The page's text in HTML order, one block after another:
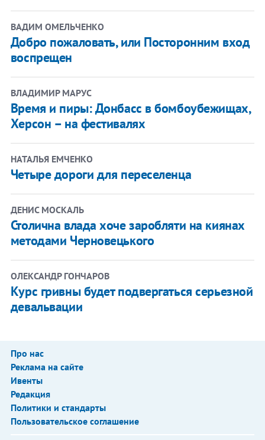
ВАДИМ ОМЕЛЬЧЕНКО
Добро пожаловать, или Посторонним вход
воспрещен
ВЛАДИМИР МАРУС
Время и пиры: Донбасс в бомбоубежищах,
Херсон – на фестивалях
НАТАЛЬЯ ЕМЧЕНКО
Четыре дороги для переселенца
ДЕНИС МОСКАЛЬ
Столична влада хоче заробляти на киянах
методами Черновецького
ОЛЕКСАНДР ГОНЧАРОВ
Курс гривны будет подвергаться серьезной
девальвации
Про нас
Реклама на сайте
Ивенты
Редакция
Политики и стандарты
Пользовательское соглашение